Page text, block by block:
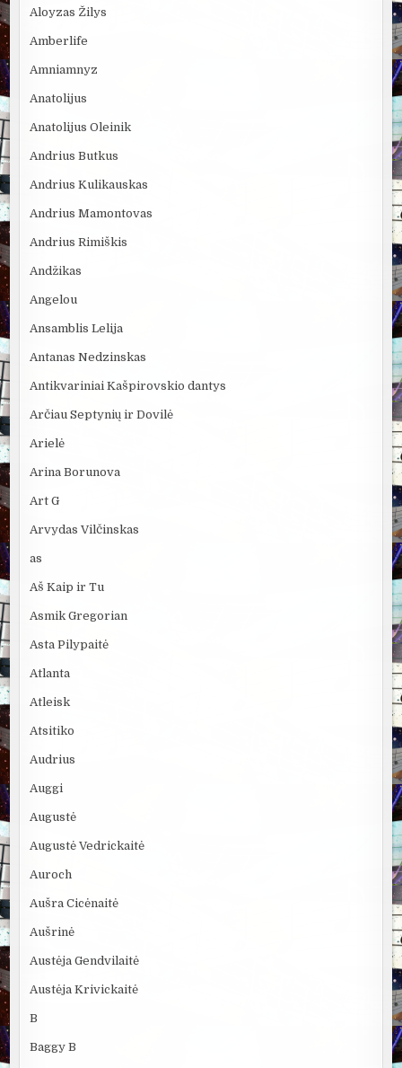
Aloyzas Žilys
Amberlife
Amniamnyz
Anatolijus
Anatolijus Oleinik
Andrius Butkus
Andrius Kulikauskas
Andrius Mamontovas
Andrius Rimiškis
Andžikas
Angelou
Ansamblis Lelija
Antanas Nedzinskas
Antikvariniai Kašpirovskio dantys
Arčiau Septynių ir Dovilė
Arielė
Arina Borunova
Art G
Arvydas Vilčinskas
as
Aš Kaip ir Tu
Asmik Gregorian
Asta Pilypaitė
Atlanta
Atleisk
Atsitiko
Audrius
Auggi
Augustė
Augustė Vedrickaitė
Auroch
Aušra Cicėnaitė
Aušrinė
Austėja Gendvilaitė
Austėja Krivickaitė
B
Baggy B